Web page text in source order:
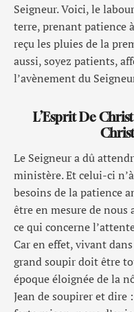
Seigneur. Voici, le
terre, prenant patience
reçu les pluies de la
aussi, soyez patients,
l’avènement du
L’Esprit De
Le Seigneur a dû
ministère. Et celui-ci
besoins de la patience
être en mesure de nous
ce qui concerne
Car en effet, vivant
grand soupir doit être
époque éloignée de la
Jean de soupirer et dire